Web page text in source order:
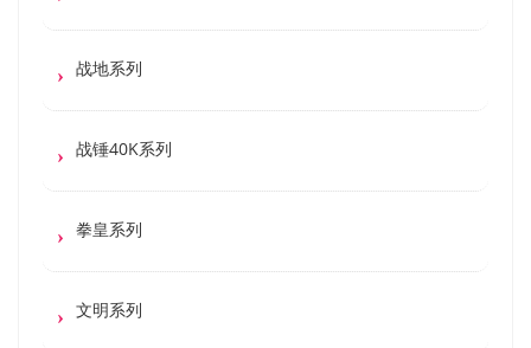
战地系列
战锤40K系列
拳皇系列
文明系列